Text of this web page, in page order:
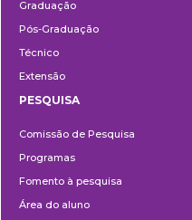
Graduação
Pós-Graduação
Técnico
Extensão
PESQUISA
Comissão de Pesquisa
Programas
Fomento à pesquisa
Área do aluno